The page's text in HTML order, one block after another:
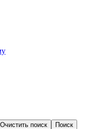
Очистить поиск Поиск